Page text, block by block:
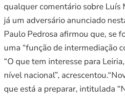
qualquer comentário sobre Luís
já um adversário anunciado
Paulo Pedrosa afirmou que, se
uma “função de intermediação
“O que tem interesse para
nível nacional”,
que está a preparar, intitulada